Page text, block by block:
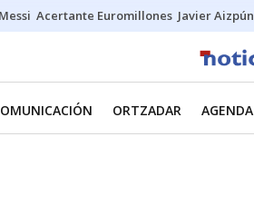
Acertante Euromillones Javier Aizpún
ORTZADAR AGENDA